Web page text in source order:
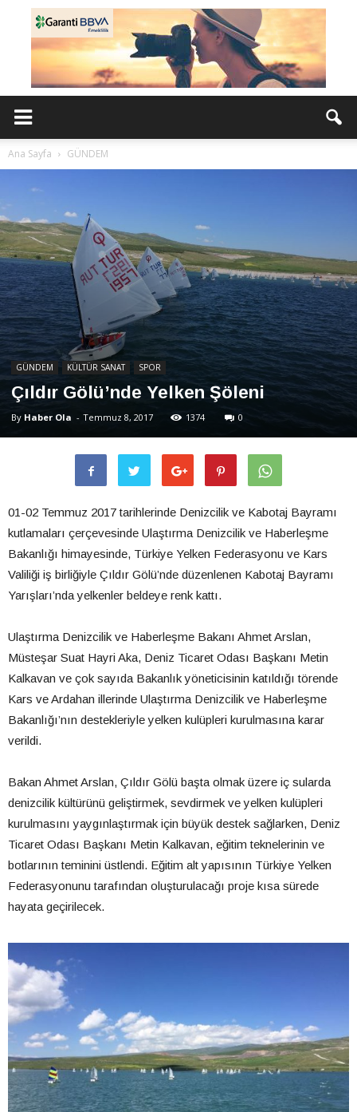
Ana Sayfa GÜNDEM
GÜNDEM KÜLTÜR SANAT SPOR
Çıldır Gölü’nde Yelken Şöleni
By Haber Ola - Temmuz 8, 2017 1374 0
01-02 Temmuz 2017 tarihlerinde Denizcilik ve Kabotaj Bayramı
kutlamaları çerçevesinde Ulaştırma Denizcilik ve Haberleşme
Bakanlığı himayesinde, Türkiye Yelken Federasyonu ve Kars
Valiliği iş birliğiyle Çıldır Gölü’nde düzenlenen Kabotaj Bayramı
Yarışları’nda yelkenler beldeye renk kattı.
Ulaştırma Denizcilik ve Haberleşme Bakanı Ahmet Arslan,
Müsteşar Suat Hayri Aka, Deniz Ticaret Odası Başkanı Metin
Kalkavan ve çok sayıda Bakanlık yöneticisinin katıldığı törende
Kars ve Ardahan illerinde Ulaştırma Denizcilik ve Haberleşme
Bakanlığı’nın destekleriyle yelken kulüpleri kurulmasına karar
verildi.
Bakan Ahmet Arslan, Çıldır Gölü başta olmak üzere iç sularda
denizcilik kültürünü geliştirmek, sevdirmek ve yelken kulüpleri
kurulmasını yaygınlaştırmak için büyük destek sağlarken, Deniz
Ticaret Odası Başkanı Metin Kalkavan, eğitim teknelerinin ve
botlarının teminini üstlendi. Eğitim alt yapısının Türkiye Yelken
Federasyonunu tarafından oluşturulacağı proje kısa sürede
hayata geçirilecek.